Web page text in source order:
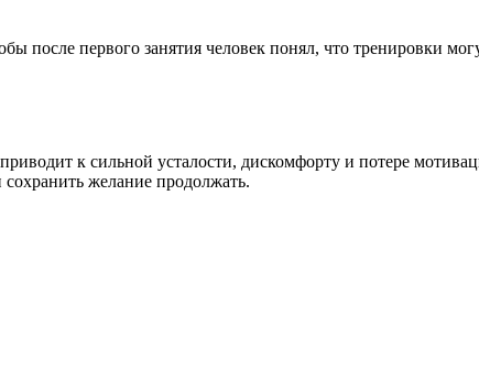
после первого занятия человек понял, что тренировки
к сильной усталости, дискомфорту и потере
сохранить желание продолжать.